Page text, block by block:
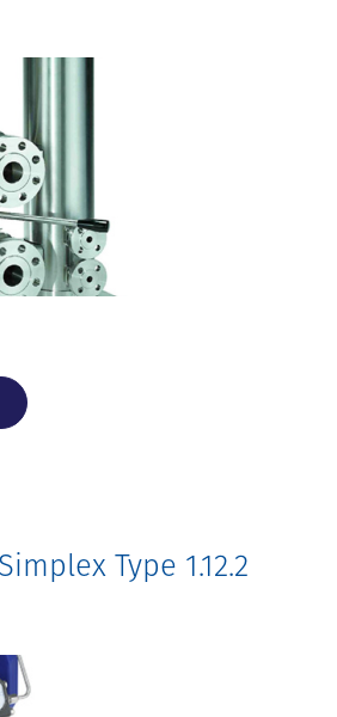
Type 1.12.2